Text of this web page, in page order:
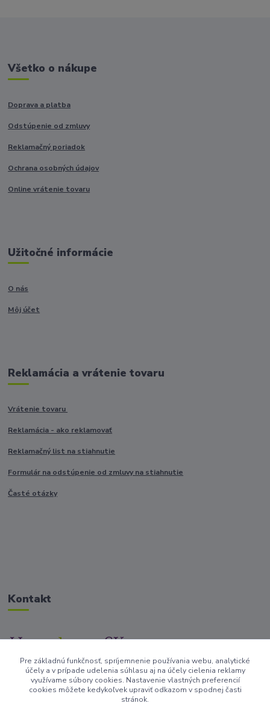
Všetko o nákupe
Doprava a platba
Odstúpenie od zmluvy
Reklamačný poriadok
Ochrana osobných údajov
Online vrátenie tovaru
Užitočné informácie
O nás
Môj účet
Reklamácia a vrátenie tovaru
Vrátenie tovaru
Reklamácia - ako reklamovať
Reklamačný list na stiahnutie
Formulár na odstúpenie od zmluvy na stiahnutie
Časté otázky
Kontakt
+421917682234
/Po-Pi 9-17 hod/
Pre základnú funkčnosť, spríjemnenie používania webu, analytické
účely a v prípade udelenia súhlasu aj na účely cielenia reklamy
využívame súbory cookies. Nastavenie vlastných preferencií
cookies môžete kedykoľvek upraviť odkazom v spodnej časti
stránok.